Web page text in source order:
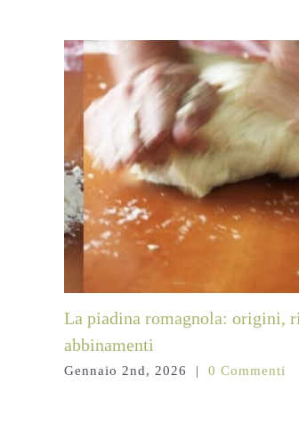
La piadina romagnola: origini,
abbinamenti
Gennaio 2nd, 2026 | 0 Commenti